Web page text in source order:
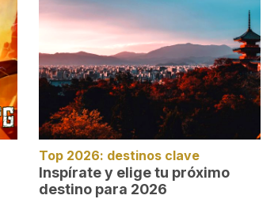
Top 2026: destinos clave
Inspírate y elige tu próximo
destino para 2026